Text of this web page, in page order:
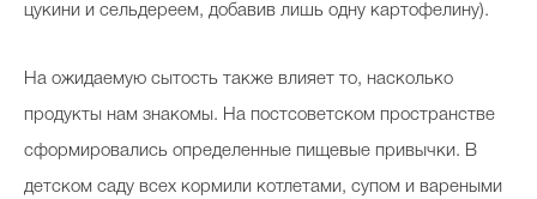
цукини и сельдереем, добавив лишь одну картофелину).
На ожидаемую сытость также влияет то, насколько
продукты нам знакомы. На постсоветском пространстве
сформировались определенные пищевые привычки. В
детском саду всех кормили котлетами, супом и вареными